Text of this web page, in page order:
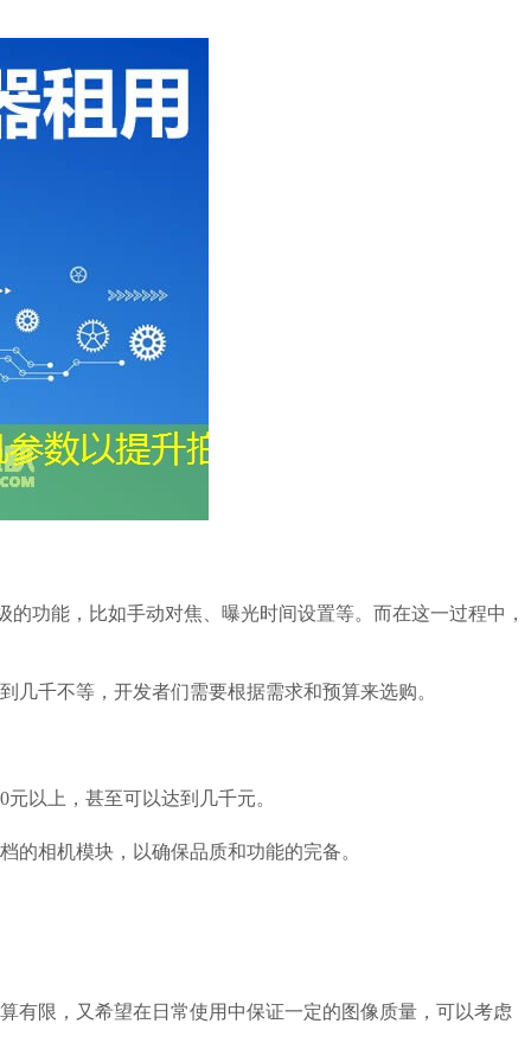
功能，比如手动对焦、曝光时间设置等。而在这一过程中，
千不等，开发者们需要根据需求和预算来选购。
以上，甚至可以达到几千元。
相机模块，以确保品质和功能的完备。
有限，又希望在日常使用中保证一定的图像质量，可以考虑